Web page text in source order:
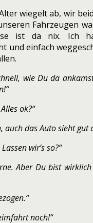
wiegelt ab, wir
Fahrzeugen
ist da nix. Ich
und einfach
wie Du da
ok?“
auch das Auto sieht gut
wir’s so?“
Aber Du bist
noch!“